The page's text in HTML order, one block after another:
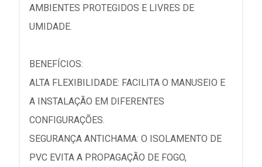
AMBIENTES PROTEGIDOS E LIVRES DE
UMIDADE.
BENEFÍCIOS:
ALTA FLEXIBILIDADE: FACILITA O MANUSEIO E
A INSTALAÇÃO EM DIFERENTES
CONFIGURAÇÕES.
SEGURANÇA ANTICHAMA: O ISOLAMENTO DE
PVC EVITA A PROPAGAÇÃO DE FOGO,